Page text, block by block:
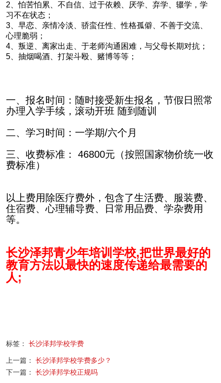
2、怕苦怕累、不自信、过于依赖、厌学、弃学、辍学，学
习不在状态；
3、早恋、亲情冷淡、骄蛮任性、性格孤僻、不善于交流、
心理脆弱；
4、叛逆、离家出走、于老师沟通困难，与父母长期对抗；
5、抽烟喝酒、打架斗殴、赌博等等；
一、报名时间：随时接受新生报名，节假日照常
办理入学手续，滚动开班 随到随训
二、学习时间：一学期/六个月
三、收费标准： 46800元（按照国家物价统一收
费标准）
以上费用除医疗费外，包含了生活费、服装费、
住宿费、心理辅导费、日常用品费、学杂费用
等。
长沙泽邦青少年培训学校,把世界最好的
教育方法以最快的速度传递给最需要的
人;
标签： 长沙泽邦学校学费
上一篇：
长沙泽邦学校学费多少？
下一篇：
长沙泽邦学校正规吗